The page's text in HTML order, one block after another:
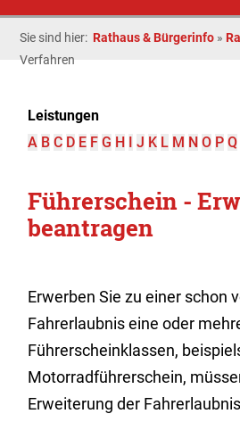
Sie sind hier: Rathaus & Bürgerinfo »
Verfahren
Leistungen
A B C D E F G H I J K L M N O P Q
Führerschein -
beantragen
Erwerben Sie zu einer schon
Fahrerlaubnis eine oder
Führerscheinklassen,
Motorradführerschein,
Erweiterung der